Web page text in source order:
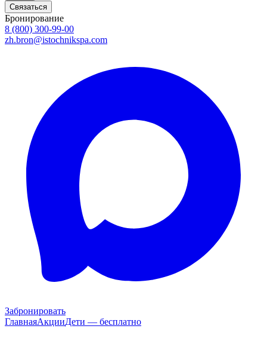
Связаться
Бронирование
8 (800) 300-99-00
zh.bron@istochnikspa.com
Забронировать
ГлавнаяАкцииДети — бесплатно